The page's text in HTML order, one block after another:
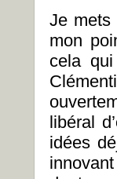
Je mets
mon
cela
libéral
idées